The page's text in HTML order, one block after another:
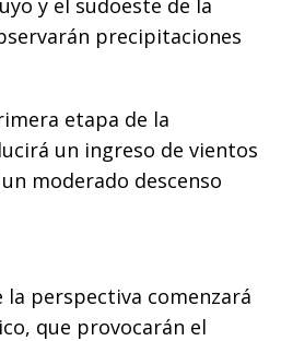
y el sudoeste de la
precipitaciones
etapa de la
un ingreso de vientos
moderado descenso
la perspectiva comenzará
que provocarán el